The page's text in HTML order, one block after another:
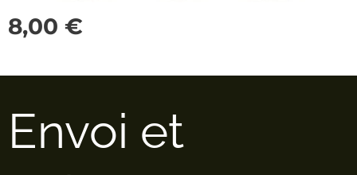
8,00 €
Envoi et